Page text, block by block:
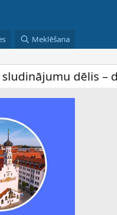
Meklēšana
dēlis – dalība ir